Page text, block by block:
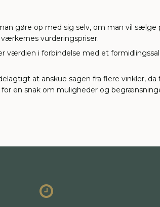
gøre op med sig selv, om man vil
vurderingspriser.
værdien i forbindelse med et
at anskue sagen fra flere vinkler,
en snak om muligheder og